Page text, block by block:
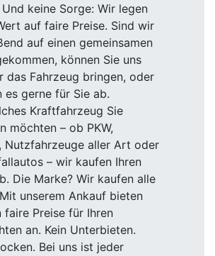
keine Sorge: Wir legen
auf faire Preise. Sind wir
auf einen gemeinsamen
können Sie uns
das Fahrzeug bringen, oder
es gerne für Sie ab.
Kraftfahrzeug Sie
möchten – ob PKW,
Nutzfahrzeuge aller Art oder
– wir kaufen Ihren
Die Marke? Wir kaufen alle
unserem Ankauf bieten
faire Preise für Ihren
an. Kein Unterbieten.
Bei uns ist jeder